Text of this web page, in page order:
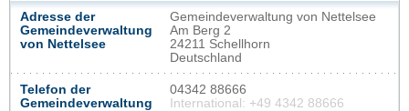
Adresse der
Gemeindeverwaltung
von Nettelsee
Gemeindeverwaltung von Nettelsee
Am Berg 2
24211 Schellhorn
Deutschland
Telefon der
Gemeindeverwaltung
04342 88666
International: +49 4342 88666